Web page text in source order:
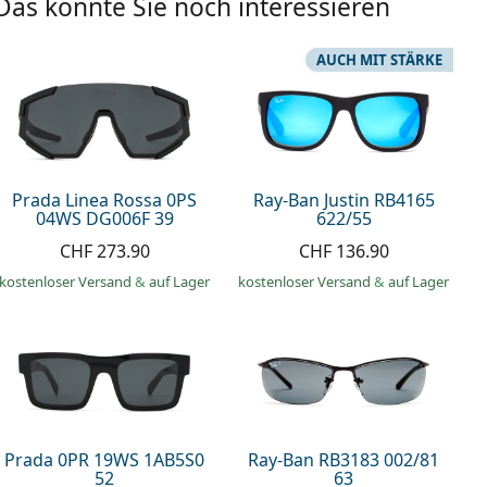
könnte Sie noch interessieren
Prada Linea Rossa 0PS
04WS DG006F 39
CHF 273.90
kostenloser Versand& auf Lager
Ray-Ban Justin RB4165
622/55
AUCH MIT STÄRKE
CHF 136.90
kostenloser Versand& auf Lager
Prada 0PR 19WS 1AB5S0
52
Ray-Ban RB3183 002/81
63